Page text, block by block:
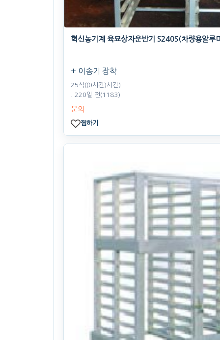
혁신농기계 육묘상자운반기 S240S(차량용알루
+ 이송기 장착
25식((0시간)시간)
. 220일 전(1183)
문의
찜하기